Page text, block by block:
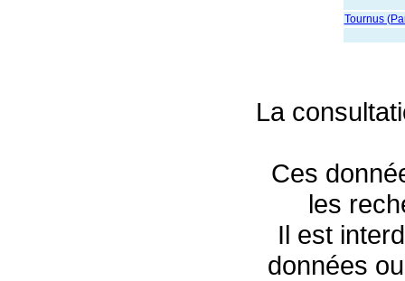
Tournus
La
Ces
les
Il est
données